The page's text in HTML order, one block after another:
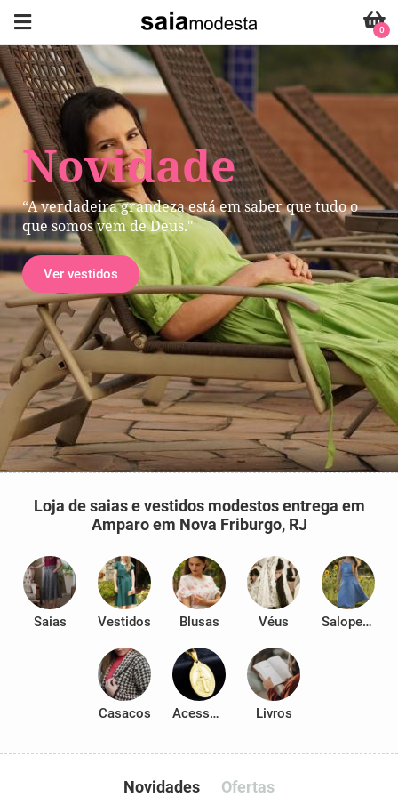
Novidade
“A verdadeira grandeza está em saber que tudo o
que somos vem de Deus."
Ver vestidos
0
Loja de saias e vestidos modestos entrega em
Amparo em Nova Friburgo, RJ
Saias Vestidos Blusas Véus Salopetes
Casacos Acessórios Livros
Novidades Ofertas